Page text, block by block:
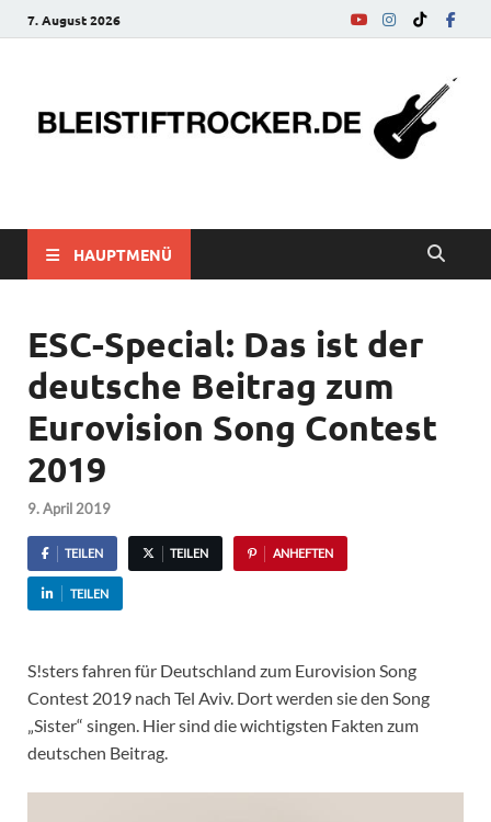
7. August 2026
bleistiftrocker.de
HAUPTMENÜ
ESC-Special: Das ist der
deutsche Beitrag zum
Eurovision Song Contest
2019
9. April 2019
TEILEN TEILEN ANHEFTEN
TEILEN
S!sters fahren für Deutschland zum Eurovision Song
Contest 2019 nach Tel Aviv. Dort werden sie den Song
„Sister“ singen. Hier sind die wichtigsten Fakten zum
deutschen Beitrag.